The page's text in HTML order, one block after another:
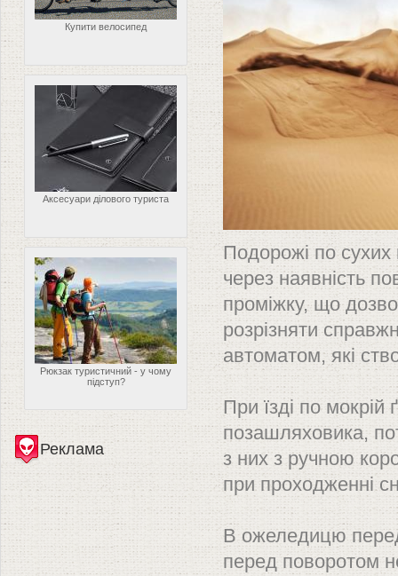
Подорожі по сухих
через наявність
проміжку, що
розрізняти
автоматом, які
При їзді по мокрій
позашляховика,
з них з ручною
при проходженні
В ожеледицю
перед поворотом
Купити велосипед
Аксесуари ділового туриста
Рюкзак туристичний - у чому
підступ?
Реклама